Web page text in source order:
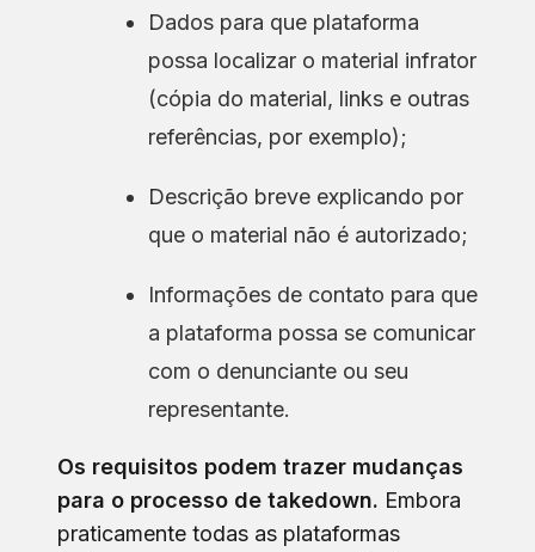
Dados para que plataforma
possa localizar o material infrator
(cópia do material, links e outras
referências, por exemplo);
Descrição breve explicando por
que o material não é autorizado;
Informações de contato para que
a plataforma possa se comunicar
com o denunciante ou seu
representante.
Os requisitos podem trazer mudanças
para o processo de takedown. Embora
praticamente todas as plataformas